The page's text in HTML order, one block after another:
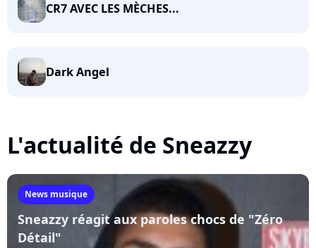
CR7 AVEC LES MÈCHES...
Dark Angel
L'actualité de Sneazzy
News musique
Sneazzy réagit aux paroles chocs de "Zéro
Détail"